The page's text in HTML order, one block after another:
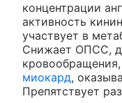
концентрации
активность
участвует в
Снижает ОПСС,
миокард,
Препятствует